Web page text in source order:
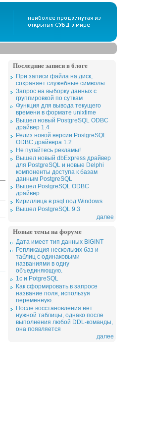
Последние записи в блоге
При записи файла на диск,
сохраняет служебные символы
Запрос на выборку данных с
группировкой по суткам
Функция для вывода текущего
времени в формате unixtime
Вышел новый PostgreSQL ODBC
драйвер 1.4
Релиз новой версии PostgreSQL
ODBC драйвера 1.2
Не пугайтесь рекламы!
Вышел новый dbExpress драйвер
для PostgreSQL и новые Delphi
компоненты доступа к базам
данным PostgreSQL
Вышел PostgreSQL ODBC
драйвер
Кириллица в psql под Windows
Вышел PostgreSQL 9.3
далее
Новые темы на форуме
Дата имеет тип данных BIGINT
Репликация нескольких баз и
таблиц с одинаковыми
названиями в одну
объединяющую.
1c и PotgreSQL
Как сформировать в запросе
название поля, используя
переменную.
После восстановления нет
нужной таблицы, однако после
выполнения любой DDL-команды,
она появляется
далее